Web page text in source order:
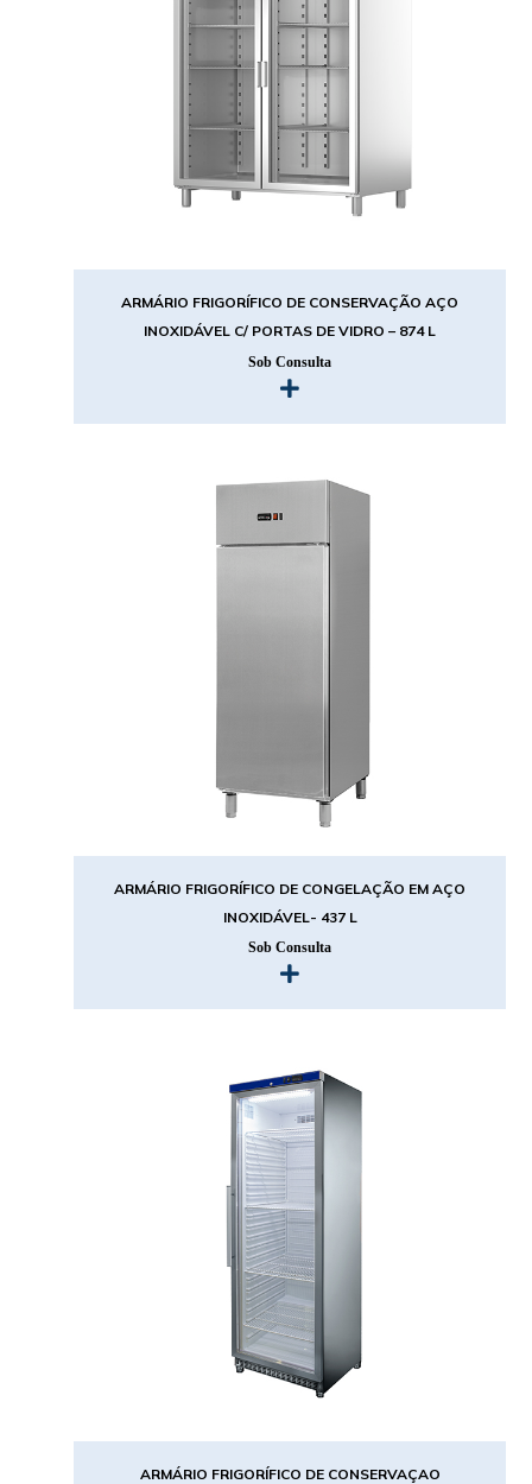
ARMÁRIO FRIGORÍFICO DE CONSERVAÇÃO AÇO
INOXIDÁVEL C/ PORTAS DE VIDRO – 874 L
Sob Consulta
ARMÁRIO FRIGORÍFICO DE CONGELAÇÃO EM AÇO
INOXIDÁVEL- 437 L
Sob Consulta
ARMÁRIO FRIGORÍFICO DE CONSERVAÇAO